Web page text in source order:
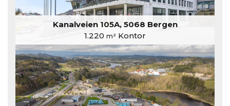
Kanalveien 105A, 5068 Bergen
1.220 m² Kontor